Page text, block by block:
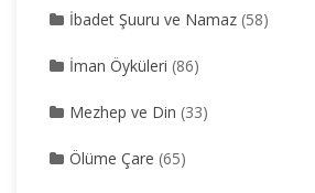
İbadet Şuuru ve Namaz (58)
İman Öyküleri (86)
Mezhep ve Din (33)
Ölüme Çare (65)